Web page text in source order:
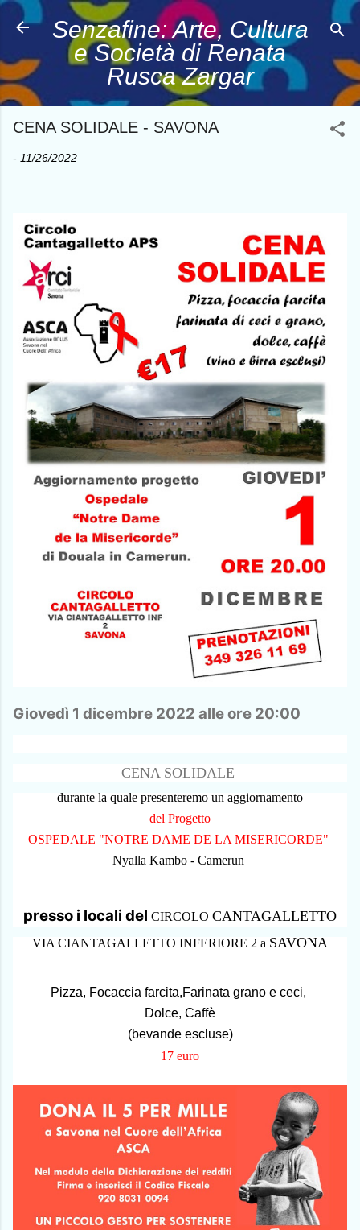
Passa ai contenuti principali
Senzafine: Arte, Cultura
e Società di Renata
Rusca Zargar
CENA SOLIDALE - SAVONA
- 11/26/2022
Giovedì 1 dicembre 2022 alle ore 20:00
CENA SOLIDALE
durante la quale presenteremo un aggiornamento
del Progetto
OSPEDALE "NOTRE DAME DE LA MISERICORDE"
Nyalla Kambo - Camerun
presso i locali del CIRCOLO CANTAGALLETTO
VIA CIANTAGALLETTO INFERIORE 2 a SAVONA
Pizza, Focaccia farcita,Farinata grano e ceci,
Dolce, Caffè
(bevande escluse)
17 euro